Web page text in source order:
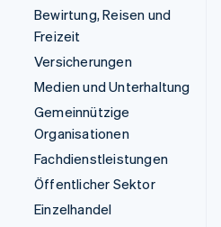
Bewirtung, Reisen und
Freizeit
Versicherungen
Medien und Unterhaltung
Gemeinnützige
Organisationen
Fachdienstleistungen
Öffentlicher Sektor
Einzelhandel